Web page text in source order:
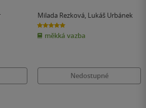
Milada Rezková, Lukáš Urbánek
5.0
z
5
hvězdiček
měkká vazba
Nedostupné